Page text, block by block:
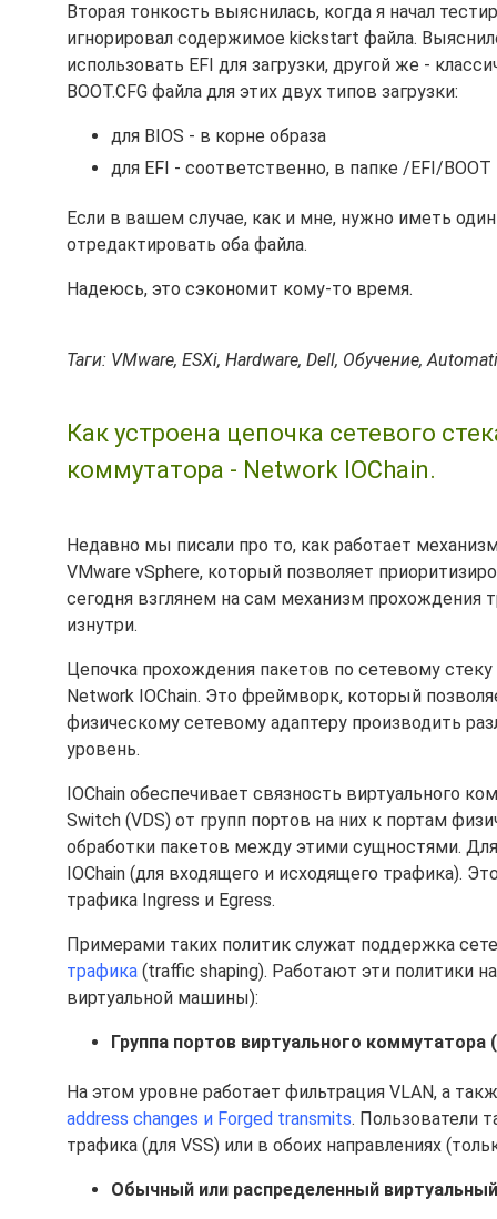
Вторая тонкость выяснилась, когда я начал
игнорировал содержимое kickstart файла.
использовать EFI для загрузки, другой же -
BOOT.CFG файла для этих двух типов загрузки:
для BIOS - в корне образа
для EFI - соответственно, в папке /EFI/BOOT
Если в вашем случае, как и мне, нужно иметь
отредактировать оба файла.
Надеюсь, это сэкономит кому-то время.
Таги: VMware, ESXi, Hardware, Dell, Обучение,
Как устроена цепочка сетевого
коммутатора - Network IOChain.
Недавно мы писали про то, как работает
VMware vSphere, который позволяет
сегодня взглянем на сам механизм прохождения
изнутри.
Цепочка прохождения пакетов по сетевому
Network IOChain. Это фреймворк, который
физическому сетевому адаптеру производить
уровень.
IOChain обеспечивает связность виртуального
Switch (VDS) от групп портов на них к портам
обработки пакетов между этими сущностями.
IOChain (для входящего и исходящего трафика).
трафика Ingress и Egress.
Примерами таких политик служат поддержка
трафика (traffic shaping). Работают эти политики
виртуальной машины):
Группа портов виртуального коммутатора
На этом уровне работает фильтрация VLAN, а
address changes и Forged transmits. Пользователи
трафика (для VSS) или в обоих направлениях
Обычный или распределенный